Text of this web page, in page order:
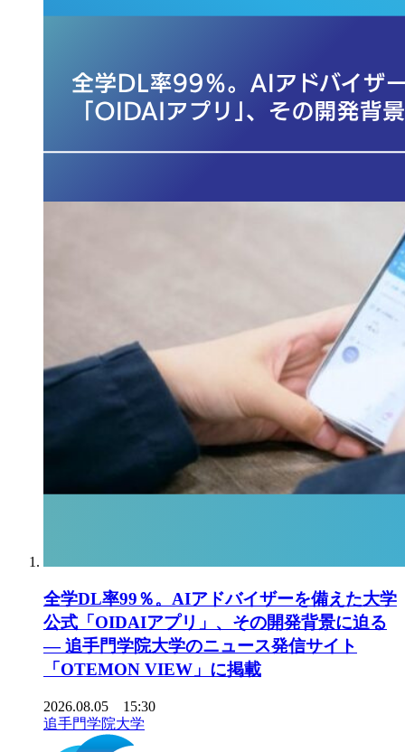
全学DL率99％。AIアドバイザーを備えた大学
公式「OIDAIアプリ」、その開発背景に迫る
― 追手門学院大学のニュース発信サイト
「OTEMON VIEW」に掲載
2026.08.05 15:30
追手門学院大学